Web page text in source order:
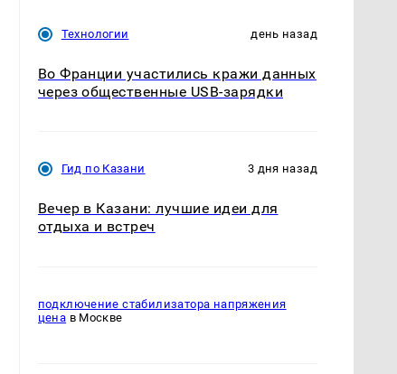
Технологии день назад
Во Франции участились кражи данных
через общественные USB-зарядки
Гид по Казани 3 дня назад
Вечер в Казани: лучшие идеи для
отдыха и встреч
подключение стабилизатора напряжения
цена в Москве